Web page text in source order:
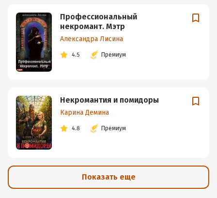
Профессиональный
некромант. Мэтр
Александра Лисина
4.5 Премиум
Некромантия и помидоры
Карина Демина
4.8 Премиум
Показать еще